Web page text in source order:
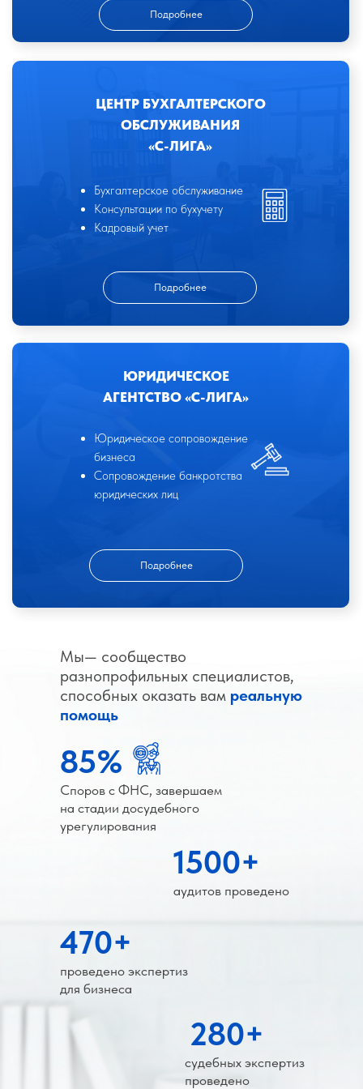
Подробнее
Подробнее
ЦЕНТР БУХГАЛТЕРСКОГО
ОБСЛУЖИВАНИЯ
«С-ЛИГА»
Бухгалтерское обслуживание
Консультации по бухучету
Кадровый учет
Подробнее
ЮРИДИЧЕСКОЕ
АГЕНТСТВО «С-ЛИГА»
Юридическое сопровождение
бизнеса
Сопровождение банкротства
юридических лиц
Мы— сообщество
разнопрофильных специалистов,
способных оказать вам реальную
помощь
85%
Споров с ФНС, завершаем
на стадии досудебного
урегулирования
1500+
аудитов проведено
280+
судебных экспертиз
проведено
470+
проведено экспертиз
для бизнеса